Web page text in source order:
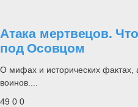
Атака мертвецов.
под Осовцом
О мифах и исторических фактах,
воинов....
49 0 0